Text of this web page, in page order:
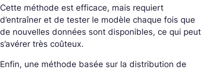
Cette méthode est efficace, mais requiert
d’entraîner et de tester le modèle chaque fois que
de nouvelles données sont disponibles, ce qui peut
s’avérer très coûteux.
Enfin, une méthode basée sur la distribution de